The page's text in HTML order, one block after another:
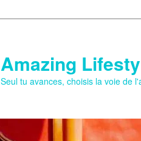
Amazing
Seul tu avances, choisis la voie de